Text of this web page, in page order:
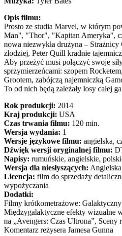
Opis filmu:
Prosto ze studia Marvel, w którym
Man", "Thor", "Kapitan Ameryka",
nowa niezwykła drużyna –
złodziej, Peter Quill kradnie
Aby przeżyć musi połączyć swoje
sprzymierzeńcami: szopem
Grootem, zabójczą najemniczką
To od nich będą zależały losy całej
Rok produkcji: 2014
Kraj produkcji: USA
Czas trwania filmu: 120 min.
Wersja wydania: 1
Wersje językowe filmu: angielska,
Dźwięk wersji oryginalnej filmu:
Napisy: rumuńskie, angielskie,
Wersja dla niesłyszących: Angielska
Licencja: film do sprzedaży
wypożyczania
Dodatki:
Filmy krótkometrażowe: Galaktyczny
Międzygalaktyczne efekty wizualne
na „Avengers: Czas Ultrona”, Sceny
Komentarz reżysera Jamesa Gunna